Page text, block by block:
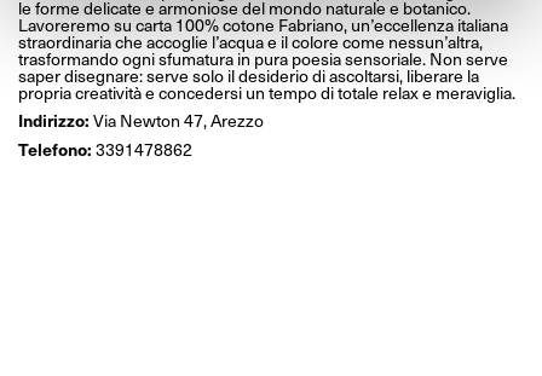
le forme delicate e armoniose del mondo naturale e botanico.
Lavoreremo su carta 100% cotone Fabriano, un’eccellenza italiana
straordinaria che accoglie l’acqua e il colore come nessun’altra,
trasformando ogni sfumatura in pura poesia sensoriale. Non serve
saper disegnare: serve solo il desiderio di ascoltarsi, liberare la
propria creatività e concedersi un tempo di totale relax e meraviglia.
Indirizzo: Via Newton 47, Arezzo
Telefono: 3391478862